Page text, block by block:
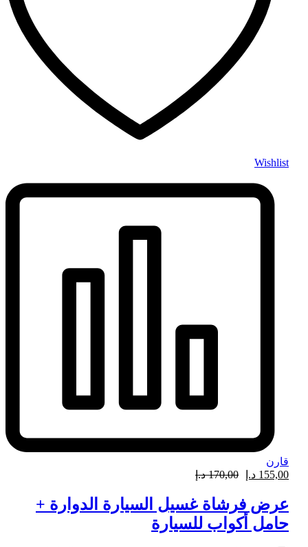
Wishlist
قارن
155,00 د.إ 170,00 د.إ
عرض فرشاة غسيل السيارة الدوارة +
حامل أكواب للسيارة